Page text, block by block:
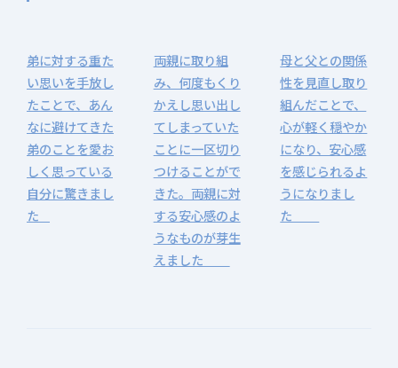
弟に対する重た
い思いを手放し
たことで、あん
なに避けてきた
弟のことを愛お
しく思っている
自分に驚きまし
た
両親に取り組
み、何度もくり
かえし思い出し
てしまっていた
ことに一区切り
つけることがで
きた。両親に対
する安心感のよ
うなものが芽生
えました
母と父との関係
性を見直し取り
組んだことで、
心が軽く穏やか
になり、安心感
を感じられるよ
うになりまし
た